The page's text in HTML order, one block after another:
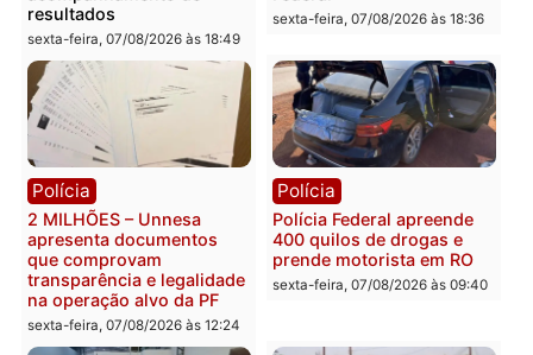
Política
Marcos Rogério apresenta
Plano de Governo com
228 projetos, metas
públicas e
acompanhamento de
resultados
sexta-feira, 07/08/2026 às 18:49
Política
Eleições 2026: Pastor
Evanildo pode ser o
primeiro pastor de
Rondônia na Câmara
Federal